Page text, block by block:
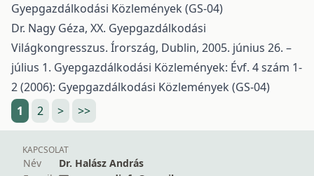
Gyepgazdálkodási Közlemények (GS-04)
Dr. Nagy Géza, XX. Gyepgazdálkodási
Világkongresszus. Írország, Dublin, 2005. június 26. –
július 1. Gyepgazdálkodási Közlemények: Évf. 4 szám 1-
2 (2006): Gyepgazdálkodási Közlemények (GS-04)
1
2 > >>
KAPCSOLAT
Név
Dr. Halász András